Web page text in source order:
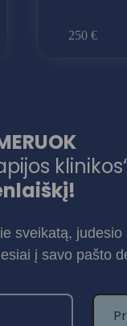
250 €
sveikatą, judesio
į savo pašto